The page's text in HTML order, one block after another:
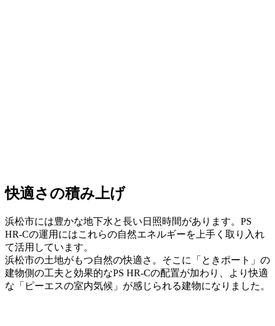
快適さの積み上げ
浜松市には豊かな地下水と長い日照時間があります。PS
HR-Cの運用にはこれらの自然エネルギーを上手く取り入れ
て活用しています。
浜松市の土地がもつ自然の快適さ。そこに「ときポート」の
建物側の工夫と効果的なPS HR-Cの配置が加わり、より快適
な「ピーエスの室内気候」が感じられる建物になりました。